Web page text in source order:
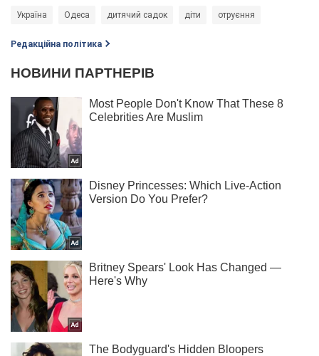
Україна Одеса дитячий садок діти отруєння
Редакційна політика